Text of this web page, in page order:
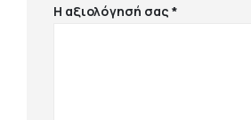
Η αξιολόγησή σας*